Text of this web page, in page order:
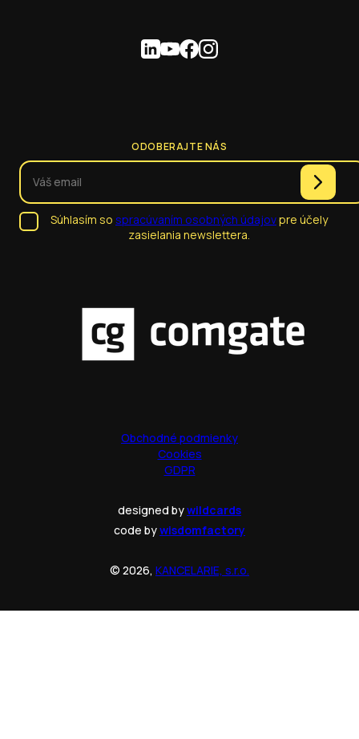
ODOBERAJTE NÁS
Súhlasím so spracúvaním osobných údajovpre účely
zasielania newslettera.
Obchodné podmienky
Cookies
GDPR
designed bywildcards
code bywisdomfactory
© 2026, KANCELARIE, s.r.o.